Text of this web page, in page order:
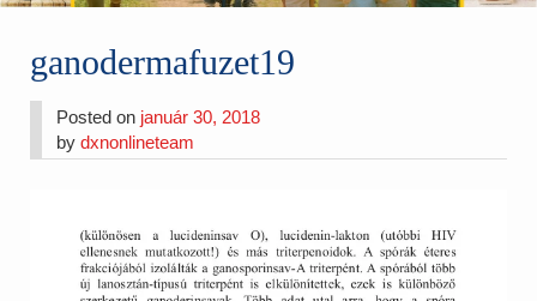
ganodermafuzet19
Posted on január 30, 2018
bydxnonlineteam